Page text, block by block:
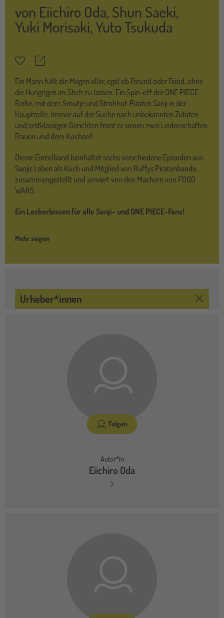
von Eiichiro Oda, Shun Saeki,
Yuki Morisaki,Yuto Tsukuda
MerkzettelTeilen
Ein Mann füllt die Mägen aller, egal ob Freund oder Feind, ohne
die Hungrigen im Stich zu lassen. Ein Spin-off der ONE PIECE-
Reihe, mit dem Smutje und Strohhut-Piraten Sanji in der
Hauptrolle. Immer auf der Suche nach unbekannten Zutaten
und erstklassigen Gerichten frönt er seinen zwei Leidenschaften,
Frauen und dem Kochen!!
Dieser Einzelband beinhaltet sechs verschiedene Episoden aus
Sanjis Leben als Koch und Mitglied von Ruffys Piratenbande,
zusammengestellt und serviert von den Machern von FOOD
WARS.
Ein Leckerbissen für alle Sanji- und ONE PIECE-Fans!
Mehr zeigen
Urheber*innen
Folgen
Autor*in
Eiichiro Oda